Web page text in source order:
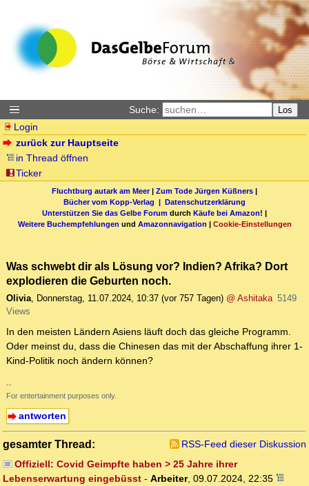
Suche: Los
Login
zurück zur Hauptseite
in Thread öffnen
Ticker
Fluchtburg autark am Meer| Zum Tode Jürgen Küßners |
Bücher vom Kopp-Verlag | Datenschutzerklärung
Unterstützen Sie das Gelbe Forum durch Käufe bei Amazon! |
Weitere Buchempfehlungen und Amazonnavigation | Cookie-Einstellungen
Was schwebt dir als Lösung vor? Indien? Afrika? Dort
explodieren die Geburten noch.
Olivia, Donnerstag, 11.07.2024, 10:37 (vor 757 Tagen) @ Ashitaka 5149
Views
In den meisten Ländern Asiens läuft doch das gleiche Programm.
Oder meinst du, dass die Chinesen das mit der Abschaffung ihrer 1-
Kind-Politik noch ändern können?
--
For entertainment purposes only.
antworten
gesamter Thread:
RSS-Feed dieser Diskussion
Offiziell: Covid Geimpfte haben > 25 Jahre ihrer
Lebenserwartung eingebüsst - Arbeiter, 09.07.2024, 22:35